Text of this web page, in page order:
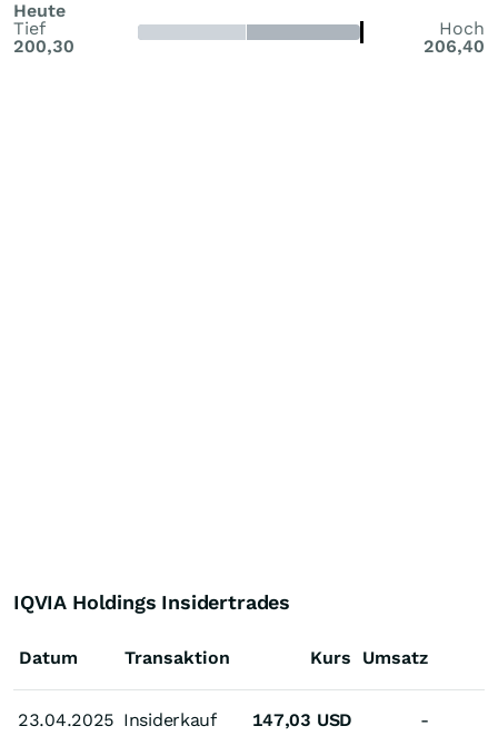
Heute
Tief
200,30
Hoch
206,40
IQVIA Holdings Insidertrades
Datum
23.04.2025
Transaktion Kurs Umsatz
23.04.2025 Insiderkauf 147,03 USD -